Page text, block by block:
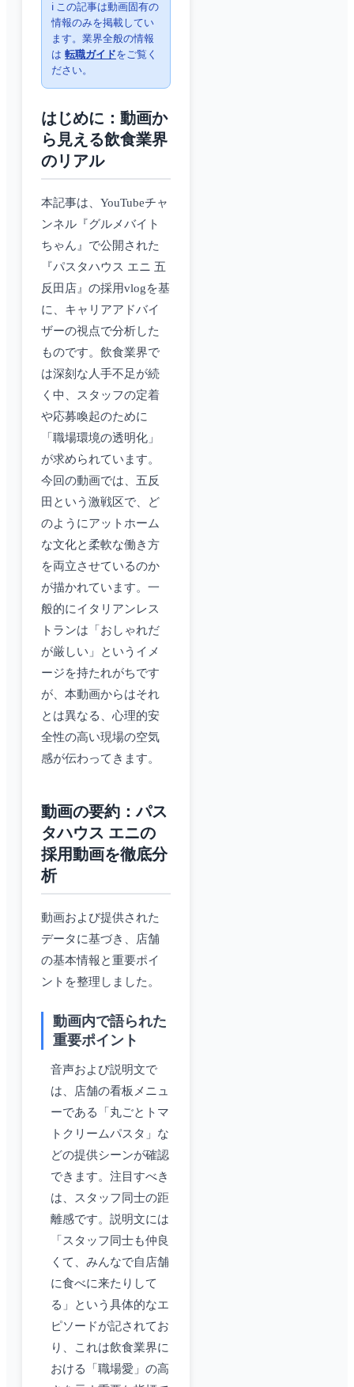
ℹ️ この記事は動画固有の
情報のみを掲載してい
ます。業界全般の情報
は 転職ガイドをご覧く
ださい。
はじめに：動画か
ら見える飲食業界
のリアル
本記事は、YouTubeチャ
ンネル『グルメバイト
ちゃん』で公開された
『パスタハウス エニ 五
反田店』の採用vlogを基
に、キャリアアドバイ
ザーの視点で分析した
ものです。飲食業界で
は深刻な人手不足が続
く中、スタッフの定着
や応募喚起のために
「職場環境の透明化」
が求められています。
今回の動画では、五反
田という激戦区で、ど
のようにアットホーム
な文化と柔軟な働き方
を両立させているのか
が描かれています。一
般的にイタリアンレス
トランは「おしゃれだ
が厳しい」というイメ
ージを持たれがちです
が、本動画からはそれ
とは異なる、心理的安
全性の高い現場の空気
感が伝わってきます。
動画の要約：パス
タハウス エニの
採用動画を徹底分
析
動画および提供された
データに基づき、店舗
の基本情報と重要ポイ
ントを整理しました。
動画内で語られた
重要ポイント
音声および説明文で
は、店舗の看板メニュ
ーである「丸ごとトマ
トクリームパスタ」な
どの提供シーンが確認
できます。注目すべき
は、スタッフ同士の距
離感です。説明文には
「スタッフ同士も仲良
くて、みんなで自店舗
に食べに来たりして
る」という具体的なエ
ピソードが記されてお
り、これは飲食業界に
おける「職場愛」の高